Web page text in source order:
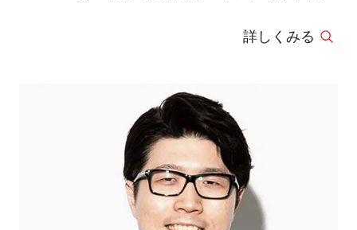
ト、書籍執筆、専門学校講師など幅広く活動。現
代表として更に活動の範囲を広げ、大 規模な
Unreal Engineを使ったゲームや映像制作などに
も携わっている。
詳しくみる